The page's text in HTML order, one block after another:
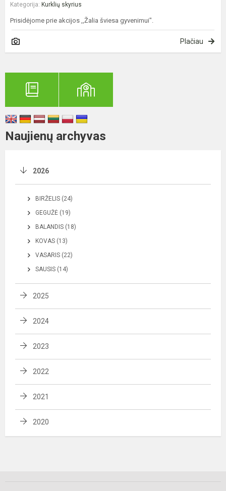
Kategorija: Kurklių skyrius
Prisidėjome prie akcijos ,,Žalia šviesa gyvenimui".
Plačiau
Naujienų archyvas
2026
BIRŽELIS (24)
GEGUŽĖ (19)
BALANDIS (18)
KOVAS (13)
VASARIS (22)
SAUSIS (14)
2025
2024
2023
2022
2021
2020